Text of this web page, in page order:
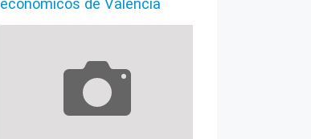
económicos de Valencia